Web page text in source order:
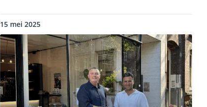
15 mei 2025